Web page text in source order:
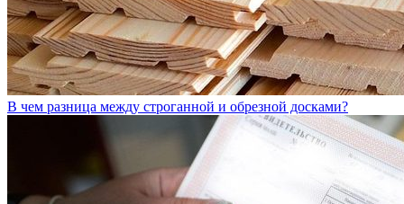
В чем разница между строганной и обрезной досками?